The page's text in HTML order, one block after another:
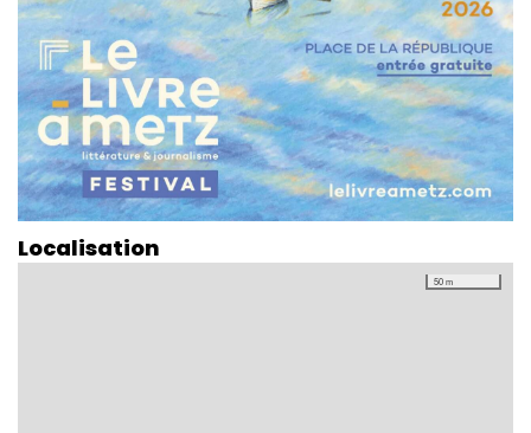
Localisation
50 m